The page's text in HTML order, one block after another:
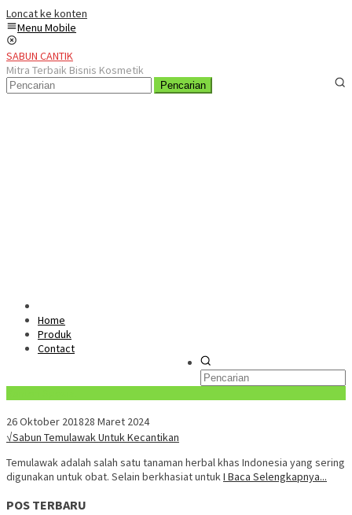
Loncat ke konten
Menu Mobile
SABUN CANTIK
Mitra Terbaik Bisnis Kosmetik
Pencarian
Home
Produk
Contact
26 Oktober 201828 Maret 2024
√Sabun Temulawak Untuk Kecantikan
Temulawak adalah salah satu tanaman herbal khas Indonesia yang sering
digunakan untuk obat. Selain berkhasiat untukI Baca Selengkapnya...
POS TERBARU